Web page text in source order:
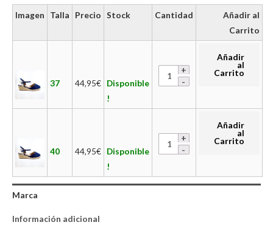
Imagen Talla Precio Stock Cantidad
Añadir al
Carrito
37 44,95€ Disponible
!
Añadir
al
Carrito
40 44,95€ Disponible
!
Añadir
al
Carrito
Marca
Información adicional